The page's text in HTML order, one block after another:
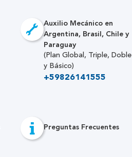
Auxilio Mecánico en
Argentina, Brasil, Chile y
Paraguay
(Plan Global, Triple, Doble
y Básico)
+59826141555
Preguntas Frecuentes